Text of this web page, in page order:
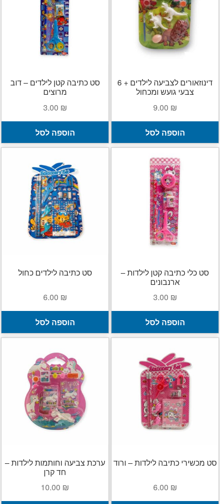
דינוזאורים לצביעה לילדים + 6
צבעי גועש ומכחול
9.00 ₪
הוספה לסל
סט כתיבה קטן לילדים – דוב
מרוצים
3.00 ₪
הוספה לסל
סט כלי כתיבה קטן לילדות –
ארנבונים
3.00 ₪
הוספה לסל
סט כתיבה לילדים כחול
6.00 ₪
הוספה לסל
סט מכשירי כתיבה לילדות – ורוד
6.00 ₪
ערכת צביעה וחותמות לילדות –
חד קרן
10.00 ₪